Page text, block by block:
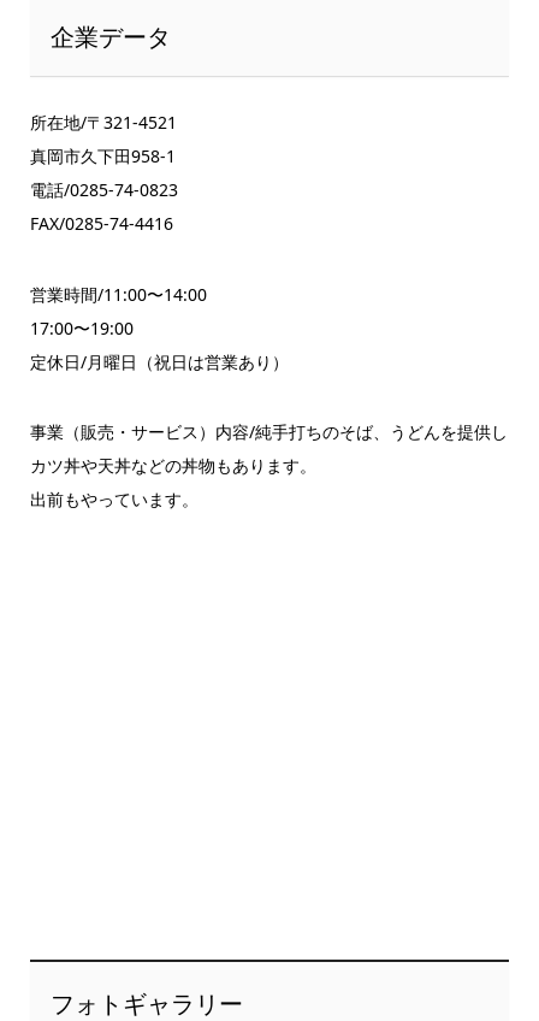
企業データ
所在地/〒321-4521
真岡市久下田958-1
電話/0285-74-0823
FAX/0285-74-4416
営業時間/11:00〜14:00
17:00〜19:00
定休日/月曜日（祝日は営業あり）
事業（販売・サービス）内容/純手打ちのそば、うどんを提供し
カツ丼や天丼などの丼物もあります。
出前もやっています。
フォトギャラリー